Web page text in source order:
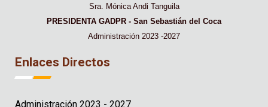
Sra. Mónica Andi Tanguila
PRESIDENTA GADPR - San Sebastián del Coca
Administración 2023 -2027
Enlaces Directos
Administración 2023 - 2027